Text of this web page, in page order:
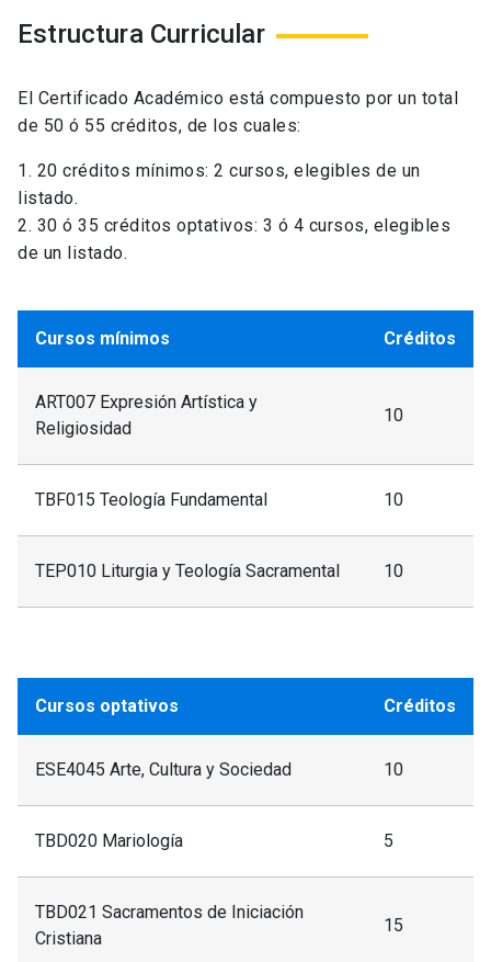
Estructura Curricular
El Certificado Académico está compuesto por un total
de 50 ó 55 créditos, de los cuales:
1. 20 créditos mínimos: 2 cursos, elegibles de un
listado.
2. 30 ó 35 créditos optativos: 3 ó 4 cursos, elegibles
de un listado.
Cursos mínimos Créditos
ART007 Expresión Artística y
Religiosidad
10
TBF015 Teología Fundamental 10
TEP010 Liturgia y Teología Sacramental 10
Cursos optativos Créditos
ESE4045 Arte, Cultura y Sociedad 10
TBD020 Mariología 5
TBD021 Sacramentos de Iniciación
Cristiana
15